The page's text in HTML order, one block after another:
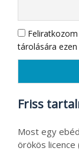
tárolására
Friss
Most egy
örökös